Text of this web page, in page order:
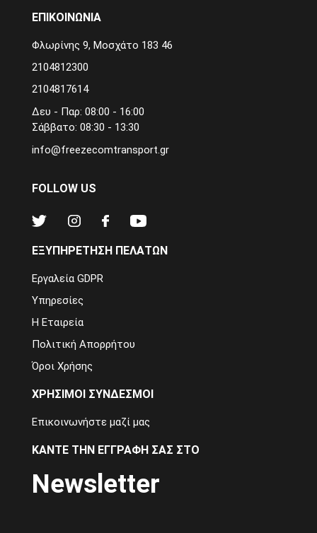
ΕΠΙΚΟΙΝΩΝΙΑ
Φλωρίνης 9, Μοσχάτο 183 46
2104812300
2104817614
Δευ - Παρ: 08:00 - 16:00
Σάββατο: 08:30 - 13:30
info@freezecomtransport.gr
FOLLOW US
ΕΞΥΠΗΡΈΤΗΣΗ ΠΕΛΑΤΏΝ
Εργαλεία GDPR
Υπηρεσίες
Η Εταιρεία
Πολιτική Απορρήτου
Όροι Χρήσης
ΧΡΉΣΙΜΟΙ ΣΎΝΔΕΣΜΟΙ
Επικοινωνήστε μαζί μας
ΚΆΝΤΕ ΤΗΝ ΕΓΓΡΑΦΉ ΣΑΣ ΣΤΟ
Newsletter